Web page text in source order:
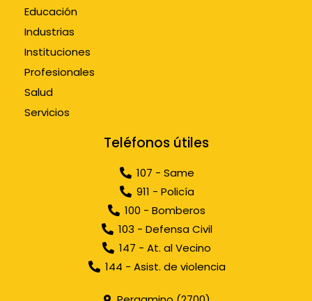
Educación
Industrias
Instituciones
Profesionales
Salud
Servicios
Teléfonos útiles
107 - Same
911 - Policía
100 - Bomberos
103 - Defensa Civil
147 - At. al Vecino
144 - Asist. de violencia